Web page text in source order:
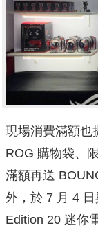
現場消費滿額也
ROG 購物袋、
滿額再送
外，於 7 月 4
Edition 20 迷你